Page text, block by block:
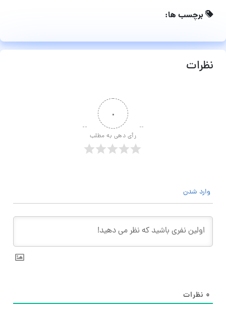
برچسب ها:
نظرات
۰
رأی دهی به مطلب
وارد شدن
۰ نظرات